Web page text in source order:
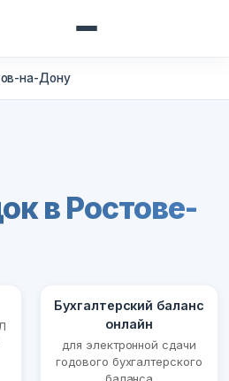
на-Дону
в Ростове-
Бухгалтерский баланс
онлайн
для электронной сдачи
годового бухгалтерского